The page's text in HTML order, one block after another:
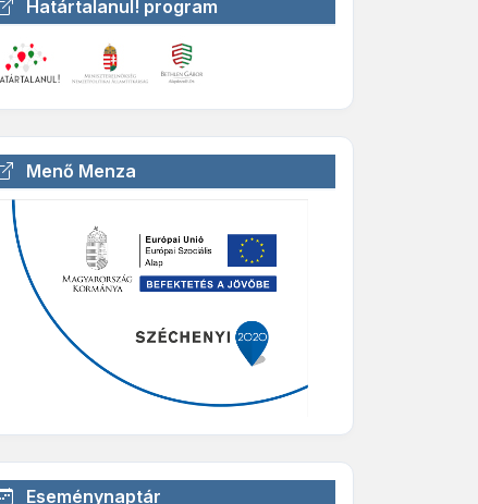
Határtalanul! program
Menő Menza
Eseménynaptár